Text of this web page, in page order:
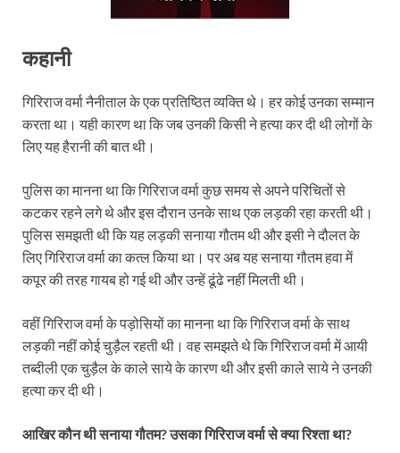
कहानी
गिरिराज वर्मा नैनीताल के एक प्रतिष्ठित व्यक्ति थे। हर कोई उनका सम्मान
करता था। यही कारण था कि जब उनकी किसी ने हत्या कर दी थी लोगों के
लिए यह हैरानी की बात थी।
पुलिस का मानना था कि गिरिराज वर्मा कुछ समय से अपने परिचितों से
कटकर रहने लगे थे और इस दौरान उनके साथ एक लड़की रहा करती थी।
पुलिस समझती थी कि यह लड़की सनाया गौतम थी और इसी ने दौलत के
लिए गिरिराज वर्मा का कत्ल किया था। पर अब यह सनाया गौतम हवा में
कपूर की तरह गायब हो गई थी और उन्हें ढूंढे नहीं मिलती थी।
वहीं गिरिराज वर्मा के पड़ोसियों का मानना था कि गिरिराज वर्मा के साथ
लड़की नहीं कोई चुड़ैल रहती थी। वह समझते थे कि गिरिराज वर्मा में आयी
तब्दीली एक चुड़ैल के काले साये के कारण थी और इसी काले साये ने उनकी
हत्या कर दी थी।
आखिर कौन थी सनाया गौतम? उसका गिरिराज वर्मा से क्या रिश्ता था?